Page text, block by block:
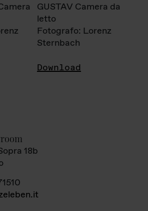
GUSTAV Camera da
letto
Fotografo: Lorenz
Sternbach
Download
18b